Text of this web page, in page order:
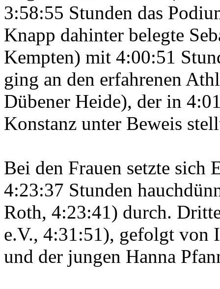
3:58:55 Stunden das
Knapp dahinter belegte
Kempten) mit 4:00:51
ging an den erfahrenen
Dübener Heide), der in
Konstanz unter Beweis
Bei den Frauen setzte sich
4:23:37 Stunden
Roth, 4:23:41) durch.
e.V., 4:31:51), gefolgt von
und der jungen Hanna